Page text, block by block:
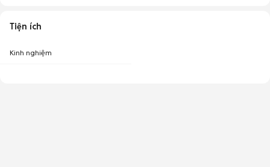
Tiện ích
Kinh nghiệm